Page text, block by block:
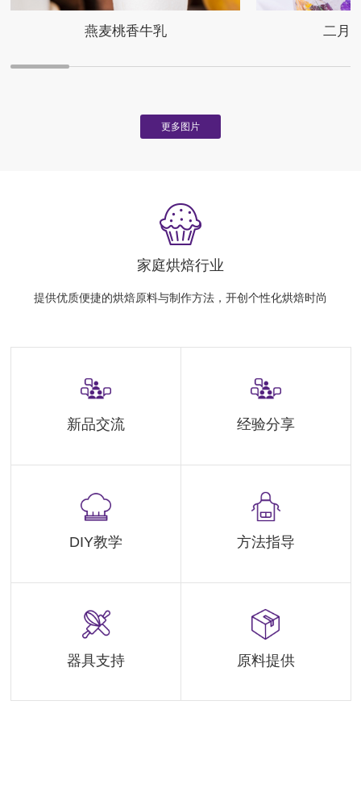
燕麦桃香牛乳 二月
更多图片
家庭烘焙行业
提供优质便捷的烘焙原料与制作方法，开创个性化烘焙时尚
新品交流 经验分享
DIY教学 方法指导
器具支持 原料提供